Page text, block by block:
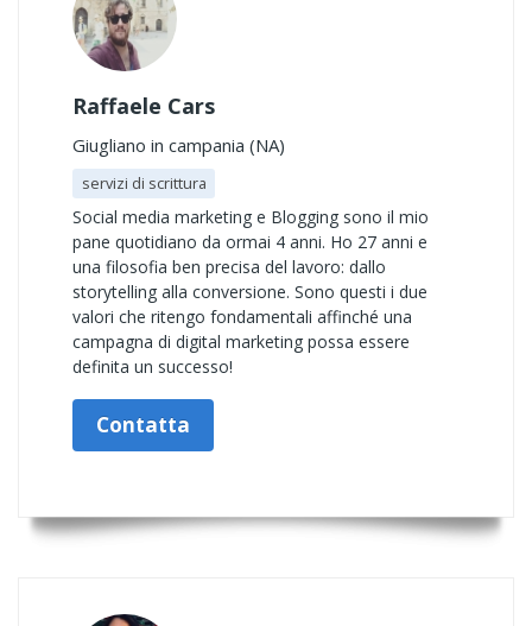
Raffaele Cars
Giugliano in campania (NA)
servizi di scrittura
Social media marketing e Blogging sono il mio
pane quotidiano da ormai 4 anni. Ho 27 anni e
una filosofia ben precisa del lavoro: dallo
storytelling alla conversione. Sono questi i due
valori che ritengo fondamentali affinché una
campagna di digital marketing possa essere
definita un successo!
Contatta